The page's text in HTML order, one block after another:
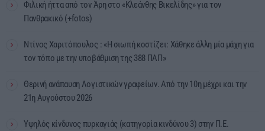
Φιλική ήττα από τον Άρη στο «Κλεάνθης Βικελίδης» για τον
Πανθρακικό (+fotos)
Ντίνος Χαριτόπουλος : «Η σιωπή κοστίζει: Χάθηκε άλλη μία μάχη για
τον τόπο με την υποβάθμιση της 388 ΠΑΠ»
Θερινή ανάπαυση Λογιστικών γραφείων. Από την 10η μέχρι και την
21η Αυγούστου 2026
Υψηλός κίνδυνος πυρκαγιάς (κατηγορία κινδύνου 3) στην Π.Ε.